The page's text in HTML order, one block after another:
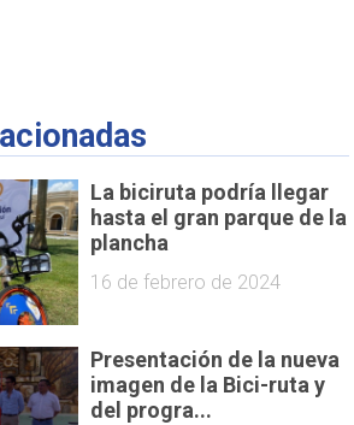
La biciruta podría llegar
hasta el gran parque de la
plancha
16 de febrero de 2024
Presentación de la nueva
imagen de la Bici-ruta y
del progra...